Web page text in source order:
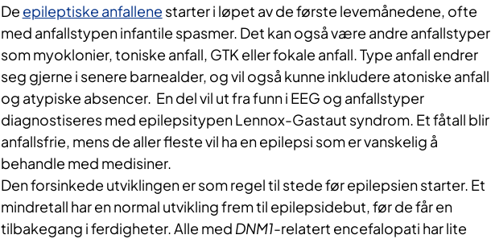
De epileptiske anfallene starter i løpet av de første levemånedene, ofte
med anfallstypen infantile spasmer. Det kan også være andre anfallstyper
som myoklonier, toniske anfall, GTK eller fokale anfall. Type anfall endrer
seg gjerne i senere barnealder, og vil også kunne inkludere atoniske anfall
og atypiske absencer. En del vil ut fra funn i EEG og anfallstyper
diagnostiseres med epilepsitypen Lennox-Gastaut syndrom. Et fåtall blir
anfallsfrie, mens de aller fleste vil ha en epilepsi som er vanskelig å
behandle med medisiner.
Den forsinkede utviklingen er som regel til stede før epilepsien starter. Et
mindretall har en normal utvikling frem til epilepsidebut, før de får en
tilbakegang i ferdigheter. Alle med DNM1-relatert encefalopati har lite